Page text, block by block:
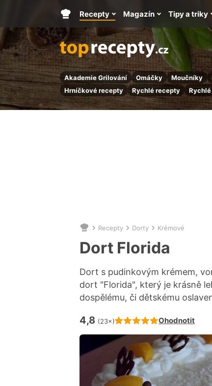
Akademie Grilování Omáčky Moučníky
Hrníčkové recepty
Rychlé recepty
Hlavní
stránka
Recepty Magazín Tipy a triky
Nacházíte
se
zde:
Recepty Dorty Krémové
Dort Florida
Dort s pudinkovým krémem,
dort "Florida", který je krásně
dospělému, či dětskému
Hodnocení receptu je
4,8 (23×) Ohodnotit